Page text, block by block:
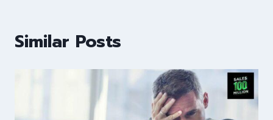
Similar Posts